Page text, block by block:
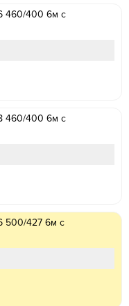
460/400 6м с
460/400 6м с
500/427 6м с